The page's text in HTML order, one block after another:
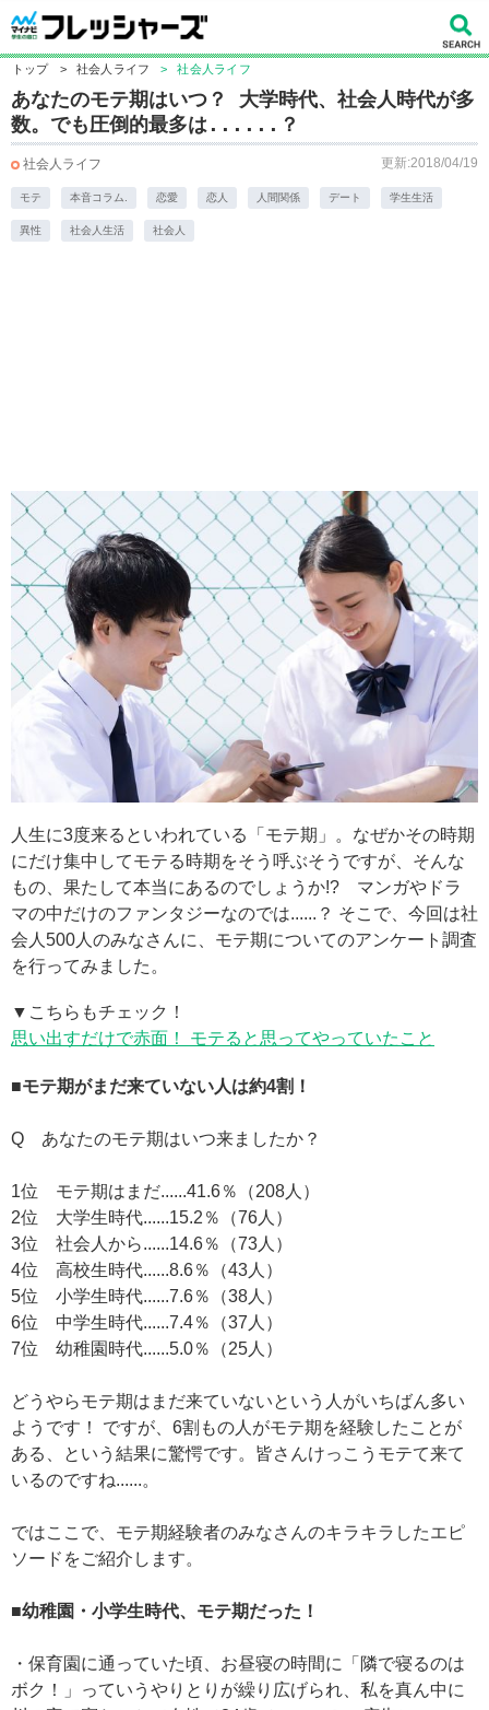
トップ > 社会人ライフ > 社会人ライフ
あなたのモテ期はいつ？ 大学時代、社会人時代が多
数。でも圧倒的最多は......？
社会人ライフ 更新:2018/04/19
モテ 本音コラム. 恋愛 恋人 人間関係 デート 学生生活
異性 社会人生活 社会人
人生に3度来るといわれている「モテ期」。なぜかその時期
にだけ集中してモテる時期をそう呼ぶそうですが、そんな
もの、果たして本当にあるのでしょうか!? マンガやドラ
マの中だけのファンタジーなのでは......？ そこで、今回は社
会人500人のみなさんに、モテ期についてのアンケート調査
を行ってみました。
▼こちらもチェック！
思い出すだけで赤面！ モテると思ってやっていたこと
■モテ期がまだ来ていない人は約4割！
Q あなたのモテ期はいつ来ましたか？
1位 モテ期はまだ......41.6％（208人）
2位 大学生時代......15.2％（76人）
3位 社会人から......14.6％（73人）
4位 高校生時代......8.6％（43人）
5位 小学生時代......7.6％（38人）
6位 中学生時代......7.4％（37人）
7位 幼稚園時代......5.0％（25人）
どうやらモテ期はまだ来ていないという人がいちばん多い
ようです！ ですが、6割もの人がモテ期を経験したことが
ある、という結果に驚愕です。皆さんけっこうモテて来て
いるのですね......。
ではここで、モテ期経験者のみなさんのキラキラしたエピ
ソードをご紹介します。
■幼稚園・小学生時代、モテ期だった！
・保育園に通っていた頃、お昼寝の時間に「隣で寝るのは
ボク！」っていうやりとりが繰り広げられ、私を真ん中に